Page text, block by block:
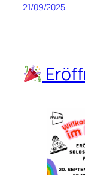
21/09/2025